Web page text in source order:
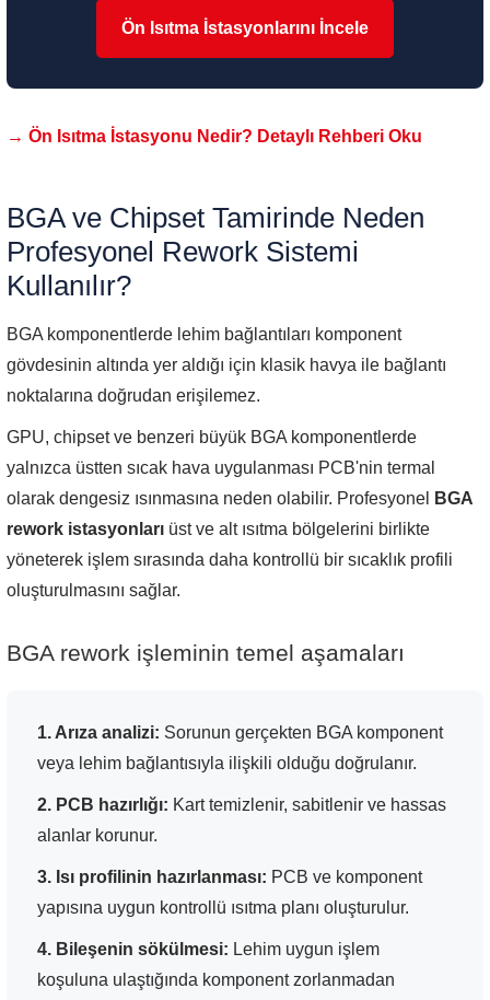
Ön Isıtma İstasyonlarını İncele
→ Ön Isıtma İstasyonu Nedir? Detaylı Rehberi Oku
BGA ve Chipset Tamirinde Neden
Profesyonel Rework Sistemi
Kullanılır?
BGA komponentlerde lehim bağlantıları komponent
gövdesinin altında yer aldığı için klasik havya ile bağlantı
noktalarına doğrudan erişilemez.
GPU, chipset ve benzeri büyük BGA komponentlerde
yalnızca üstten sıcak hava uygulanması PCB'nin termal
olarak dengesiz ısınmasına neden olabilir. Profesyonel
BGA
rework istasyonları üst ve alt ısıtma bölgelerini birlikte
yöneterek işlem sırasında daha kontrollü bir sıcaklık profili
oluşturulmasını sağlar.
BGA rework işleminin temel aşamaları
1. Arıza analizi: Sorunun gerçekten BGA komponent
veya lehim bağlantısıyla ilişkili olduğu doğrulanır.
2. PCB hazırlığı: Kart temizlenir, sabitlenir ve hassas
alanlar korunur.
3. Isı profilinin hazırlanması: PCB ve komponent
yapısına uygun kontrollü ısıtma planı oluşturulur.
4. Bileşenin sökülmesi: Lehim uygun işlem
koşuluna ulaştığında komponent zorlanmadan